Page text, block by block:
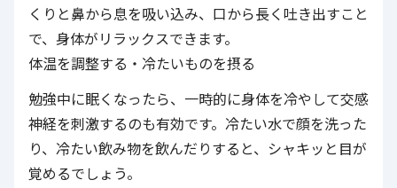
くりと鼻から息を吸い込み、口から長く吐き出すこと
で、身体がリラックスできます。
体温を調整する・冷たいものを摂る
勉強中に眠くなったら、一時的に身体を冷やして交感
神経を刺激するのも有効です。冷たい水で顔を洗った
り、冷たい飲み物を飲んだりすると、シャキッと目が
覚めるでしょう。